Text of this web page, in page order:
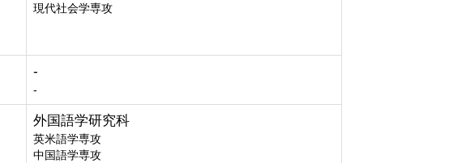
現代社会学専攻
-
-
外国語学研究科
英米語学専攻
中国語学専攻